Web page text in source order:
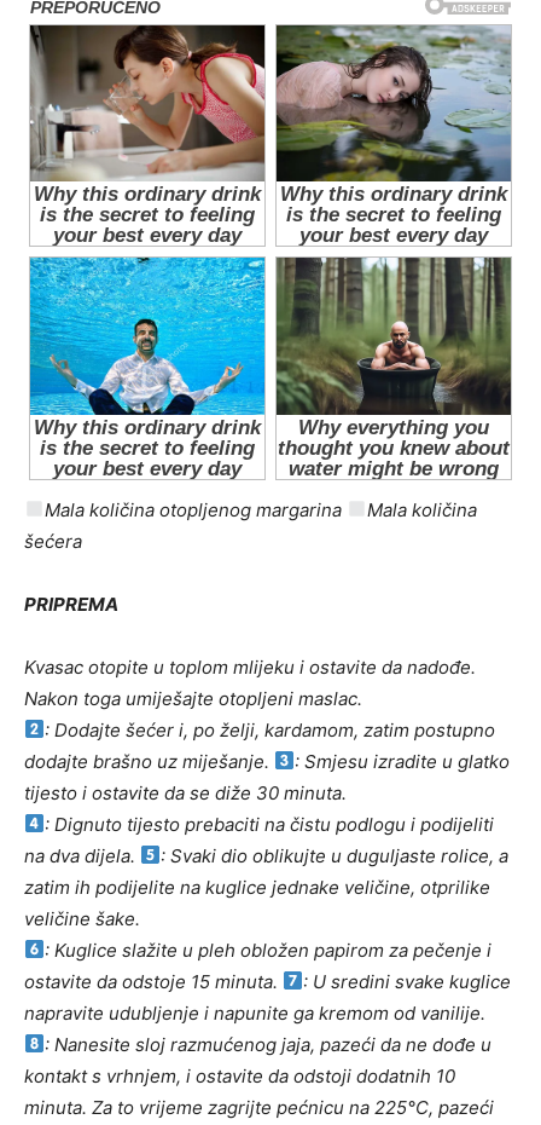
Mala količina otopljenog margarina
Mala količina
šećera
PRIPREMA
Kvasac otopite u toplom mlijeku i ostavite da nadođe.
Nakon toga umiješajte otopljeni maslac.
: Dodajte šećer i, po želji, kardamom, zatim postupno
dodajte brašno uz miješanje.
: Smjesu izradite u glatko
tijesto i ostavite da se diže 30 minuta.
: Dignuto tijesto prebaciti na čistu podlogu i podijeliti
na dva dijela.
: Svaki dio oblikujte u duguljaste rolice, a
zatim ih podijelite na kuglice jednake veličine, otprilike
veličine šake.
: Kuglice slažite u pleh obložen papirom za pečenje i
ostavite da odstoje 15 minuta.
: U sredini svake kuglice
napravite udubljenje i napunite ga kremom od vanilije.
: Nanesite sloj razmućenog jaja, pazeći da ne dođe u
kontakt s vrhnjem, i ostavite da odstoji dodatnih 10
minuta. Za to vrijeme zagrijte pećnicu na 225°C, pazeći